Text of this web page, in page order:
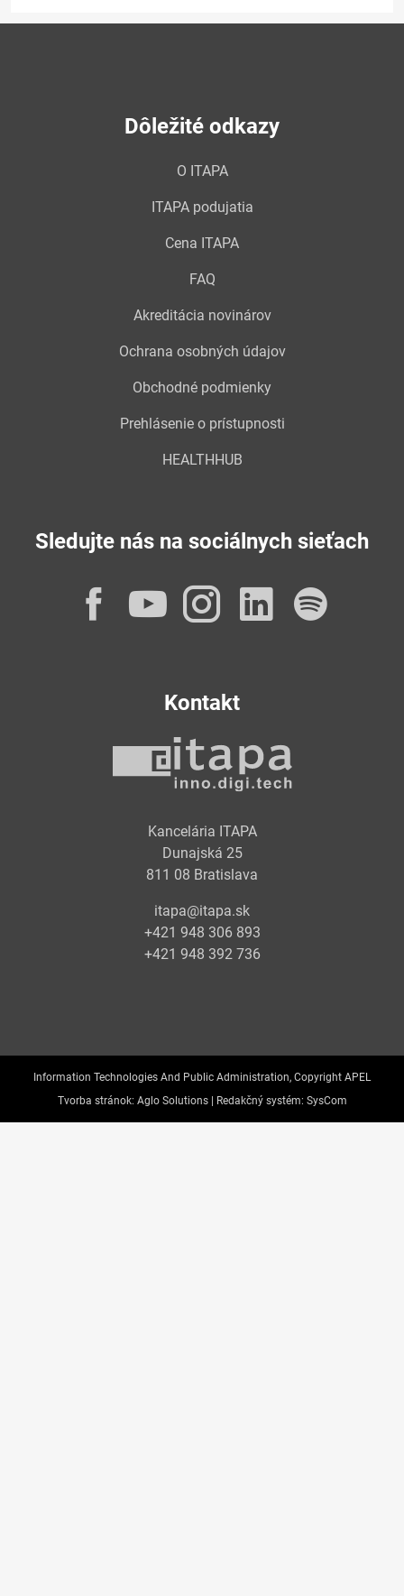
Dôležité odkazy
O ITAPA
ITAPA podujatia
Cena ITAPA
FAQ
Akreditácia novinárov
Ochrana osobných údajov
Obchodné podmienky
Prehlásenie o prístupnosti
HEALTHHUB
Sledujte nás na sociálnych sieťach
Facebook
YouTube
Instagram
Kontakt
Kancelária ITAPA
Dunajská 25
811 08 Bratislava
itapa@itapa.sk
+421 948 306 893
+421 948 392 736
Information Technologies And Public Administration, Copyright APEL
Tvorba stránok: Aglo Solutions | Redakčný systém: SysCom